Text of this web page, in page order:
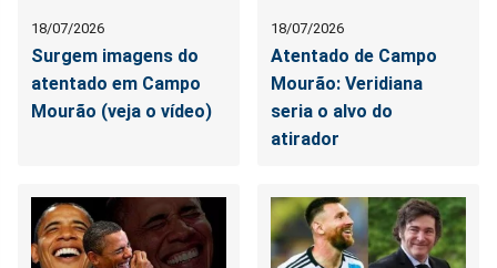
18/07/2026
Surgem imagens do
atentado em Campo
Mourão (veja o vídeo)
18/07/2026
Atentado de Campo
Mourão: Veridiana
seria o alvo do
atirador